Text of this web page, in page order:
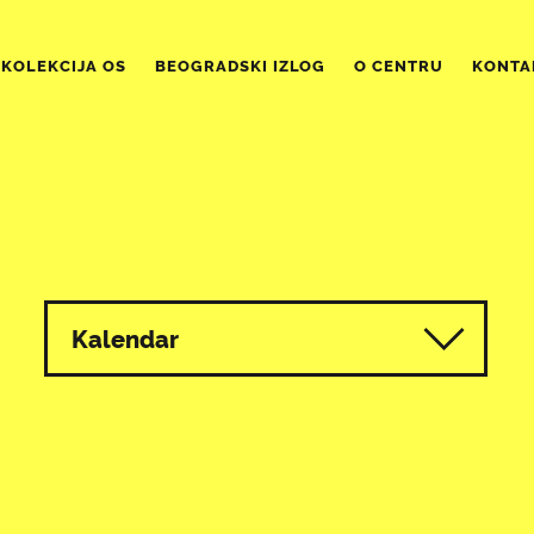
KOLEKCIJA OS BEOGRADSKI IZLOG O CENTRU
Kalendar